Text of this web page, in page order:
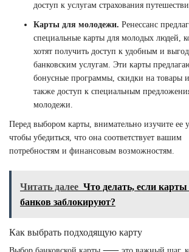
доступ к услугам страхования
Карты для молодежи. Ренессанс
специальные карты для молодых людей,
хотят получить доступ к удобным и
банковским услугам. Эти карты
бонусные программы, скидки на товары
также доступ к специальным
молодежи.
Перед выбором карты, внимательно изучите ее
чтобы убедиться, что она соответствует вашим
потребностям и финансовым возможностям.
Читать далее Что делать, если карты
банков заблокируют?
Как выбрать подходящую карту